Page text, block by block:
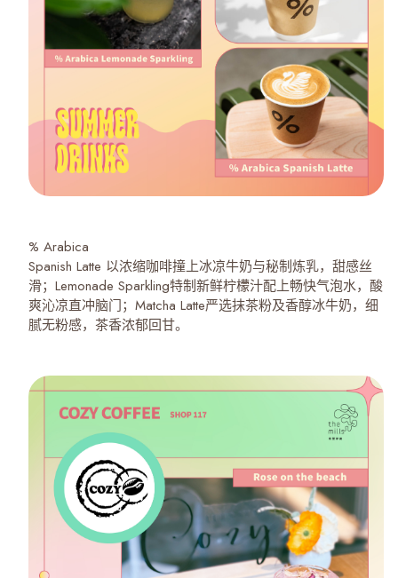
% Arabica
Spanish Latte 以浓缩咖啡撞上冰凉牛奶与秘制炼乳，甜感丝
滑；Lemonade Sparkling特制新鲜柠檬汁配上畅快气泡水，酸
爽沁凉直冲脑门；Matcha Latte严选抹茶粉及香醇冰牛奶，细
腻无粉感，茶香浓郁回甘。